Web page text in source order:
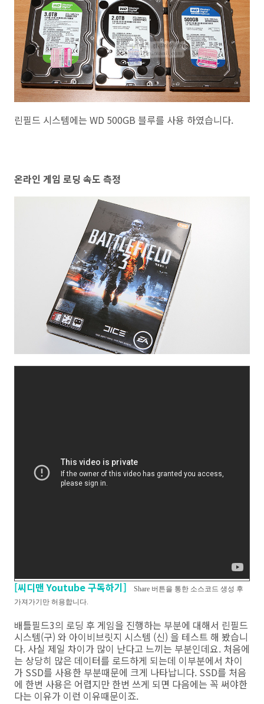
린필드 시스템에는 WD 500GB 블루를 사용 하였습니다.
온라인 게임 로딩 속도 측정
[씨디맨 Youtube 구독하기]
Share 버튼을 통한 소스코드 생성 후
가져가기만 허용합니다.
배틀필드3의 로딩 후 게임을 진행하는 부분에 대해서 린필드
시스템(구) 와 아이비브릿지 시스템 (신) 을 테스트 해 봤습니
다. 사실 제일 차이가 많이 난다고 느끼는 부분인데요. 처음에
는 상당히 많은 데이터를 로드하게 되는데 이부분에서 차이
가 SSD를 사용한 부분때문에 크게 나타납니다. SSD를 처음
에 한번 사용은 어렵지만 한번 쓰게 되면 다음에는 꼭 써야한
다는 이유가 이런 이유때문이죠.